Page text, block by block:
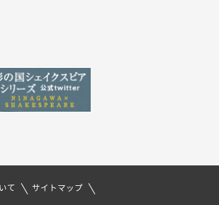
て サイトマップ